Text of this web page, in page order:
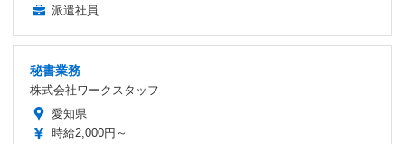
派遣社員
秘書業務
株式会社ワークスタッフ
愛知県
時給2,000円～